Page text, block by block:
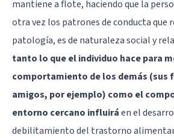
mantiene a flote, haciendo que la
otra vez los patrones de conducta que
patología, es de naturaleza social y
tanto lo que el individuo hace para
comportamiento de los demás (sus
amigos, por ejemplo) como el
entorno cercano influiráen el
debilitamiento del trastorno